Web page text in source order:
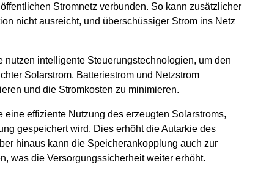
Stromnetz verbunden. So kann zusätzlicher
nicht ausreicht, und überschüssiger Strom ins Netz
nutzen intelligente Steuerungstechnologien, um den
Solarstrom, Batteriestrom und Netzstrom
und die Stromkosten zu minimieren.
effiziente Nutzung des erzeugten Solarstroms,
gespeichert wird. Dies erhöht die Autarkie des
hinaus kann die Speicherankopplung auch zur
was die Versorgungssicherheit weiter erhöht.